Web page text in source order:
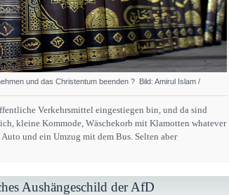
und das Christentum beenden ? Bild: Amirul Islam /
Verkehrsmittel eingestiegen bin, und da sind
kleine Kommode, Wäschekorb mit Klamotten whatever
und ein Umzug mit dem Bus. Selten aber
Aushängeschild der AfD